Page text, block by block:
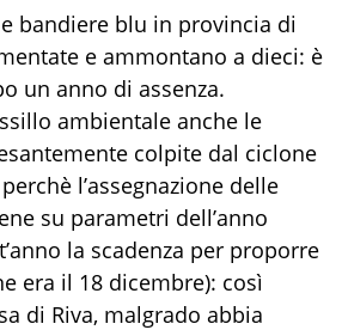
bandiere blu in provincia di
e ammontano a dieci: è
un anno di assenza.
ambientale anche le
colpite dal ciclone
l’assegnazione delle
su parametri dell’anno
la scadenza per proporre
era il 18 dicembre): così
di Riva, malgrado abbia